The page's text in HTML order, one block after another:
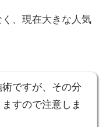
、現在大きな人気
ですが、その分
すので注意しま